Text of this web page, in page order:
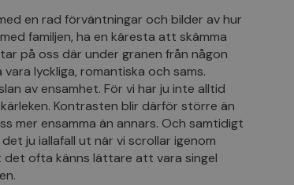
en rad förväntningar och bilder av hur
familjen, ha en käresta att skämma
på oss där under granen från någon
lyckliga, romantiska och sams.
av ensamhet. För vi har ju inte alltid
Kontrasten blir därför större än
mer ensamma än annars. Och samtidigt
ju iallafall ut när vi scrollar igenom
ofta känns lättare att vara singel